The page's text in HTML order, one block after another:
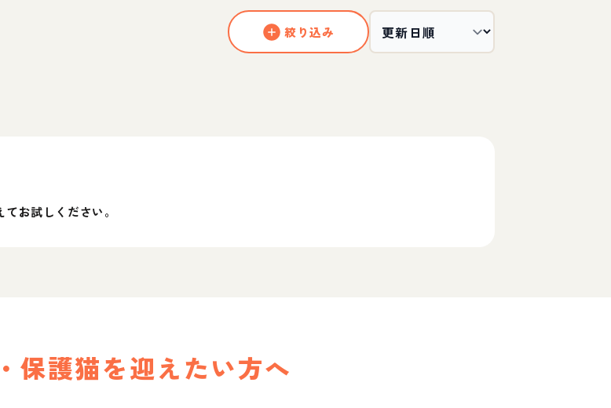
絞り込み
お試しください。
保護猫を迎えたい方へ